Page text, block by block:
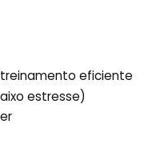
treinamento eficiente
estresse)